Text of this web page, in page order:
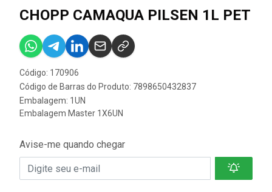
CHOPP CAMAQUA PILSEN 1L PET
Código: 170906
Código de Barras do Produto: 7898650432837
Embalagem: 1UN
Embalagem Master 1X6UN
Avise-me quando chegar